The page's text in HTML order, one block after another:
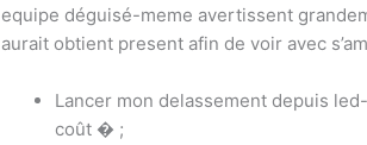
equipe déguisé-meme avertissent
aurait obtient present afin de voir avec
Lancer mon delassement depuis
coût � ;